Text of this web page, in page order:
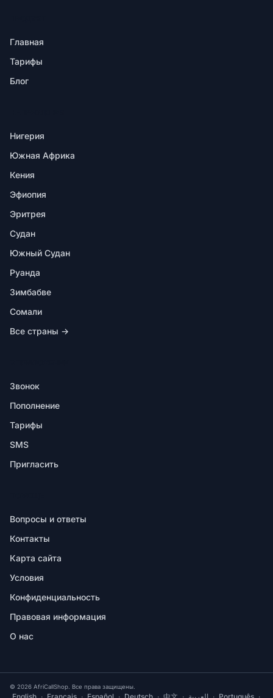
Главная
Тарифы
Блог
Нигерия
Южная Африка
Кения
Эфиопия
Эритрея
Судан
Южный Судан
Руанда
Зимбабве
Сомали
Все страны →
Звонок
Пополнение
Тарифы
SMS
Пригласить
Вопросы и ответы
Контакты
Карта сайта
Условия
Конфиденциальность
Правовая информация
О нас
© 2026 AfriCallShop. Все права защищены.